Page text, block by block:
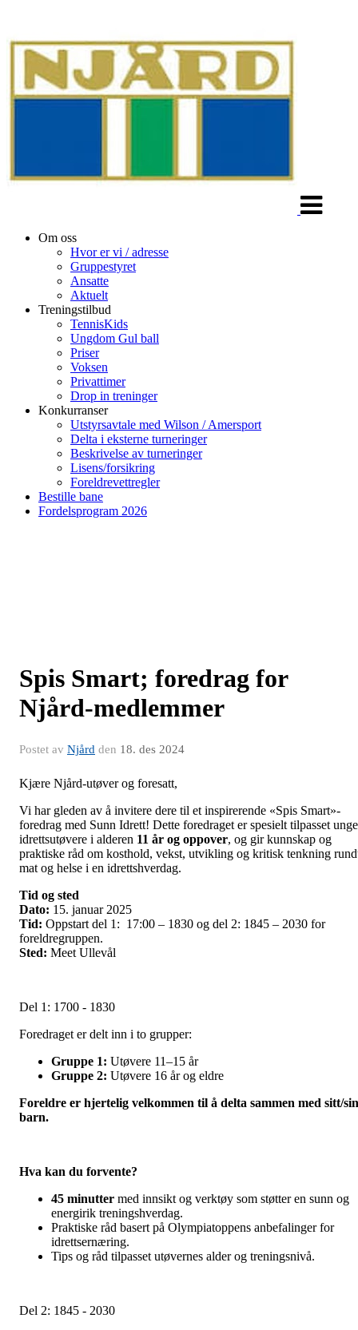
Om oss
Hvor er vi / adresse
Gruppestyret
Ansatte
Aktuelt
Treningstilbud
TennisKids
Ungdom Gul ball
Priser
Voksen
Privattimer
Drop in treninger
Konkurranser
Utstyrsavtale med Wilson / Amersport
Delta i eksterne turneringer
Beskrivelse av turneringer
Lisens/forsikring
Foreldrevettregler
Bestille bane
Fordelsprogram 2026
Spis Smart; foredrag for
Njård-medlemmer
Postet av Njård den 18. des 2024
Kjære Njård-utøver og foresatt,
Vi har gleden av å invitere dere til et inspirerende «Spis Smart»-
foredrag med Sunn Idrett! Dette foredraget er spesielt tilpasset unge
idrettsutøvere i alderen 11 år og oppover, og gir kunnskap og
praktiske råd om kosthold, vekst, utvikling og kritisk tenkning
mat og helse i en idrettshverdag.
Tid og sted
Dato: 15. januar 2025
Tid: Oppstart del 1: 17:00 – 1830 og del 2: 1845 – 2030 for
foreldregruppen.
Sted: Meet Ullevål
Del 1: 1700 - 1830
Foredraget er delt inn i to grupper:
Gruppe 1: Utøvere 11–15 år
Gruppe 2: Utøvere 16 år og eldre
Foreldre er hjertelig velkommen til å delta sammen med sitt/
barn.
Hva kan du forvente?
45 minutter med innsikt og verktøy som støtter en sunn og
energirik treningshverdag.
Praktiske råd basert på Olympiatoppens anbefalinger for
idrettsernæring.
Tips og råd tilpasset utøvernes alder og treningsnivå.
Del 2: 1845 - 2030